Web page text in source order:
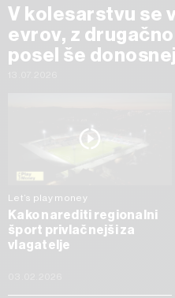
V kolesarstvu se
evrov, z
posel še
Let’s play money
Kako narediti regionalni
šport privlačnejši za
vlagatelje